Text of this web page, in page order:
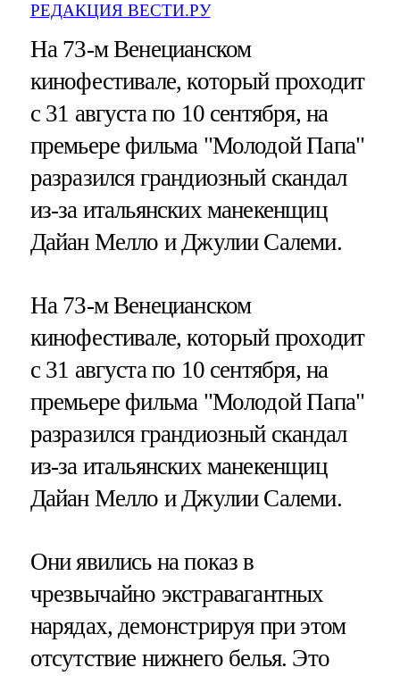
РЕДАКЦИЯ ВЕСТИ.РУ
На 73-м Венецианском
кинофестивале, который проходит
с 31 августа по 10 сентября, на
премьере фильма "Молодой Папа"
разразился грандиозный скандал
из-за итальянских манекенщиц
Дайан Мелло и Джулии Салеми.
На 73-м Венецианском
кинофестивале, который проходит
с 31 августа по 10 сентября, на
премьере фильма "Молодой Папа"
разразился грандиозный скандал
из-за итальянских манекенщиц
Дайан Мелло и Джулии Салеми.
Они явились на показ в
чрезвычайно экстравагантных
нарядах, демонстрируя при этом
отсутствие нижнего белья. Это